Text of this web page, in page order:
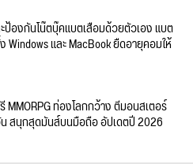
องกันโน๊ตบุ๊คแบตเสื่อมด้วยตัวเอง แบต
Windows และ MacBook ยืดอายุคอมให้
MMORPG ท่องโลกกว้าง ตีมอนสเตอร์
สนุกสุดมันส์บนมือถือ อัปเดตปี 2026